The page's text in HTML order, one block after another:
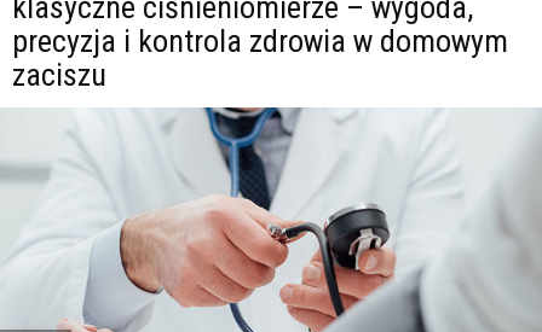
klasyczne ciśnieniomierze – wygoda,
precyzja i kontrola zdrowia w domowym
zaciszu